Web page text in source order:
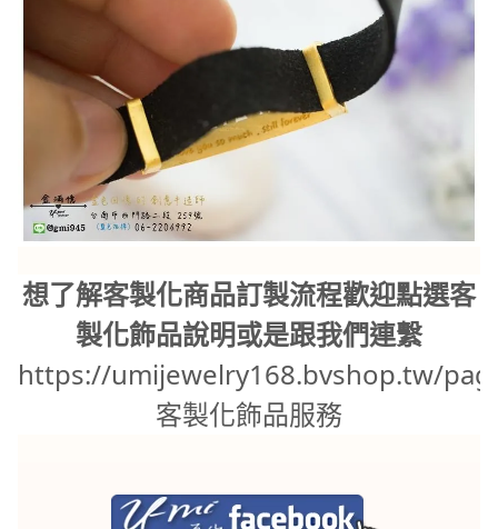
想了解客製化商品訂製流程歡迎點選客
製化飾品說明或是跟我們連繫
https://umijewelry168.bvshop.tw/
客製化飾品服務